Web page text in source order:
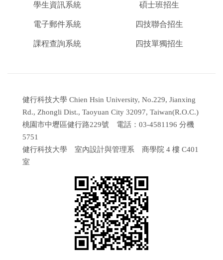
學生資訊系統
電子郵件系統
課程查詢系統
碩士班招生
四技聯合招生
四技單獨招生
健行科技大學 Chien Hsin University, No.229, Jianxing
Rd., Zhongli Dist., Taoyuan City 32097, Taiwan(R.O.C.)
桃園市中壢區健行路229號 電話：03-4581196 分機
5751
健行科技大學 室內設計與管理系 商學院 4 樓 C401
室